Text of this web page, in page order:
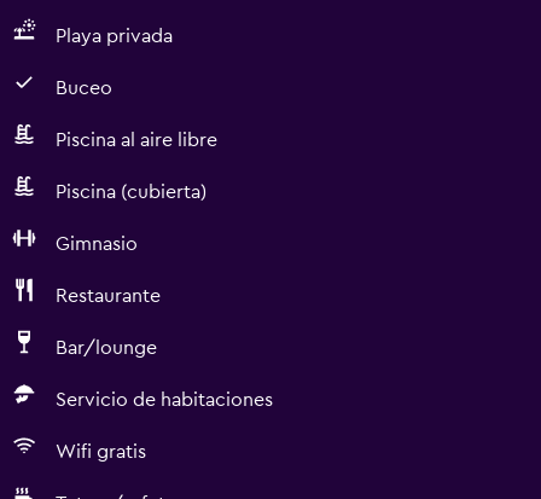
Playa privada
Buceo
Piscina al aire libre
Piscina (cubierta)
Gimnasio
Restaurante
Bar/lounge
Servicio de habitaciones
Wifi gratis